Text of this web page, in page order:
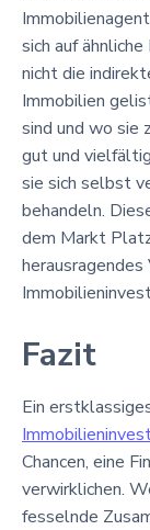
sich auf
nicht die
Immobilien
sind und wo sie
gut und
sie sich selbst
behandeln.
dem Markt
Fazit
Ein
Chancen, eine
verwirklichen.
fesselnde